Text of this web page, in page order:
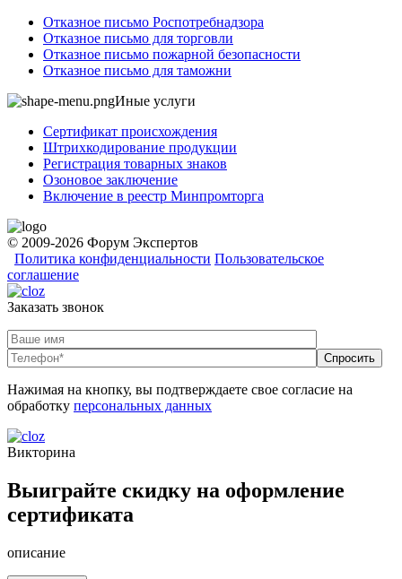
Отказное письмо Роспотребнадзора
Отказное письмо для торговли
Отказное письмо пожарной безопасности
Отказное письмо для таможни
Иные услуги
Сертификат происхождения
Штрихкодирование продукции
Регистрация товарных знаков
Озоновое заключение
Включение в реестр Минпромторга
© 2009-2026 Форум Экспертов
Политика конфиденциальности Пользовательское
соглашение
Заказать звонок
Нажимая на кнопку, вы подтверждаете свое согласие на
обработку персональных данных
Викторина
Выиграйте скидку на оформление
сертификата
описание